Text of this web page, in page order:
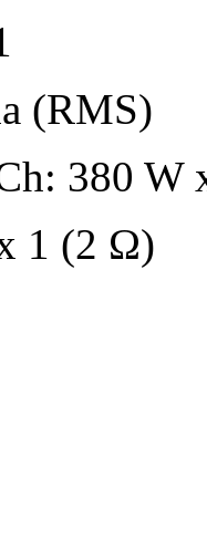
(RMS)
380 W
1 (2 Ω)